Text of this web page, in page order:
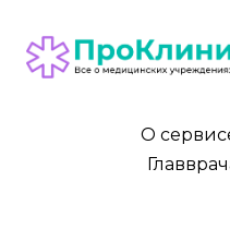
О